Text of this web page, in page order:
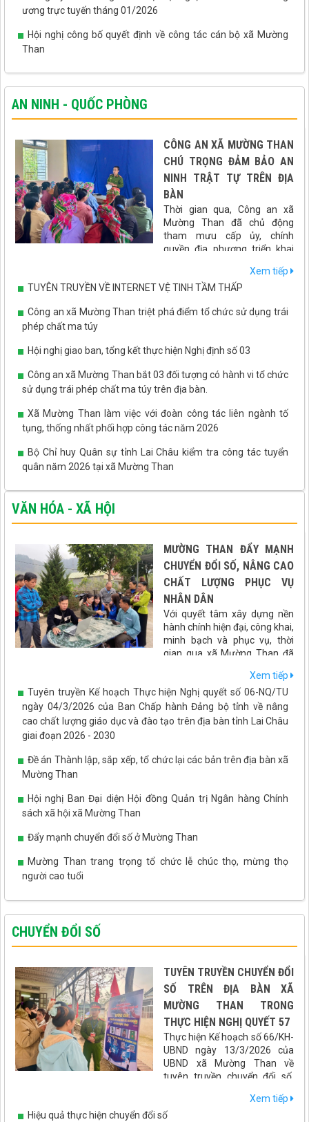
ương trực tuyến tháng 01/2026
Hội nghị công bố quyết định về công tác cán bộ xã Mường
Than
AN NINH - QUỐC PHÒNG
CÔNG AN XÃ MƯỜNG THAN
CHÚ TRỌNG ĐẢM BẢO AN
NINH TRẬT TỰ TRÊN ĐỊA
BÀN
Thời gian qua, Công an xã
Mường Than đã chủ động
tham mưu cấp ủy, chính
quyền địa phương triển khai
đảm trật tự an toàn xã hội, góp phần tạo môi trường ổn định để
phát triển kinh tế - xã hội trên địa bàn.
Xem tiếp
TUYÊN TRUYỀN VỀ INTERNET VỆ TINH TẦM THẤP
Công an xã Mường Than triệt phá điểm tổ chức sử dụng trái
phép chất ma túy
Hội nghị giao ban, tổng kết thực hiện Nghị định số 03
Công an xã Mường Than bắt 03 đối tượng có hành vi tổ chức
sử dụng trái phép chất ma túy trên địa bàn.
Xã Mường Than làm việc với đoàn công tác liên ngành tố
tụng, thống nhất phối hợp công tác năm 2026
Bộ Chỉ huy Quân sự tỉnh Lai Châu kiểm tra công tác tuyển
quân năm 2026 tại xã Mường Than
VĂN HÓA - XÃ HỘI
MƯỜNG THAN ĐẨY MẠNH
CHUYỂN ĐỔI SỐ, NÂNG CAO
CHẤT LƯỢNG PHỤC VỤ
NHÂN DÂN
Với quyết tâm xây dựng nền
hành chính hiện đại, công khai,
minh bạch và phục vụ, thời
gian qua xã Mường Than đã
mọi hoạt động quản lý, điều hành và giải quyết thủ tục hành
chính. Những kết quả đạt được không chỉ nâng cao hiệu quả hoạt
động của cơ quan nhà nước mà còn tạo thuận lợi cho người dân,
doanh nghiệp, góp phần thúc đẩy phát triển kinh tế - xã hội trên
địa bàn.
Xem tiếp
Tuyên truyền Kế hoạch Thực hiện Nghị quyết số 06-NQ/TU
ngày 04/3/2026 của Ban Chấp hành Đảng bộ tỉnh về nâng
cao chất lượng giáo dục và đào tạo trên địa bàn tỉnh Lai Châu
giai đoạn 2026 - 2030
Đề án Thành lập, sắp xếp, tổ chức lại các bản trên địa bàn xã
Mường Than
Hội nghị Ban Đại diện Hội đồng Quản trị Ngân hàng Chính
sách xã hội xã Mường Than
Đẩy mạnh chuyển đổi số ở Mường Than
Mường Than trang trọng tổ chức lễ chúc thọ, mừng thọ
người cao tuổi
Tết Tây Bắc - ấm áp tình yêu thương
CHUYỂN ĐỔI SỐ
TUYÊN TRUYỀN CHUYỂN ĐỔI
SỐ TRÊN ĐỊA BÀN XÃ
MƯỜNG THAN TRONG
THỰC HIỆN NGHỊ QUYẾT 57
Thực hiện Kế hoạch số 66/KH-
UBND ngày 13/3/2026 của
UBND xã Mường Than về
tuyên truyền chuyển đổi số,
ứng dụng VNeID gắn với cuộc bầu cử Đại biểu Quốc hội khóa XVI
và Đại biểu HĐND các cấp nhiệm kỳ 2026 - 2031, xã Mường Than
Xem tiếp
Hiệu quả thực hiện chuyển đổi số